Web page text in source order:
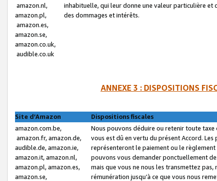
amazon.nl,
amazon.pl,
amazon.es,
amazon.se,
amazon.co.uk,
audible.co.uk
inhabituelle, qui leur donne une valeur particulière
des dommages et intérêts.
ANNEXE 3 : DISPOSITIONS
Site d’Amazon
Dispositions fiscales
amazon.com.be,
amazon.fr, amazon.de,
audible.de, amazon.ie,
amazon.it, amazon.nl,
amazon.pl, amazon.es,
amazon.se,
Nous pouvons déduire ou retenir toute
vous est dû en vertu du présent Accord.
représenteront le paiement ou le
pouvons vous demander ponctuellement
mais que vous ne nous les transmettez
rémunération jusqu’à ce que vous nous